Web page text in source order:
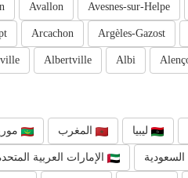
Avesnes-sur-Helpe
Avallon
Argèles-Gazost
Arcachon
Albi
Albertville
ليبيا المغرب
السعودية الإمارات العربية